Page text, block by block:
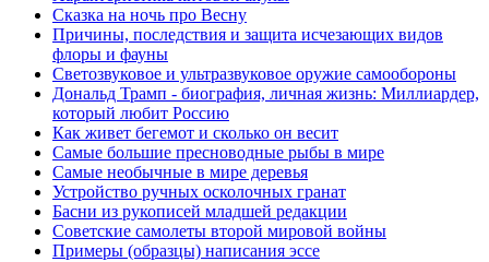
Сказка на ночь про Весну
Причины, последствия и защита исчезающих видов
флоры и фауны
Светозвуковое и ультразвуковое оружие самообороны
Дональд Трамп - биография, личная жизнь: Миллиардер,
который любит Россию
Как живет бегемот и сколько он весит
Самые большие пресноводные рыбы в мире
Самые необычные в мире деревья
Устройство ручных осколочных гранат
Басни из рукописей младшей редакции
Советские самолеты второй мировой войны
Примеры (образцы) написания эссе